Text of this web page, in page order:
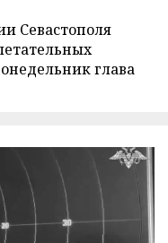
Севастополя
глава